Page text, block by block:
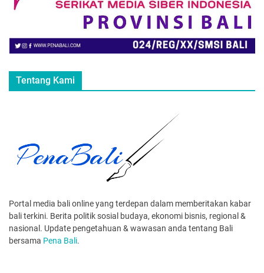
Tentang Kami
Portal media bali online yang terdepan dalam memberitakan kabar
bali terkini. Berita politik sosial budaya, ekonomi bisnis, regional &
nasional. Update pengetahuan & wawasan anda tentang Bali
bersama Pena Bali.